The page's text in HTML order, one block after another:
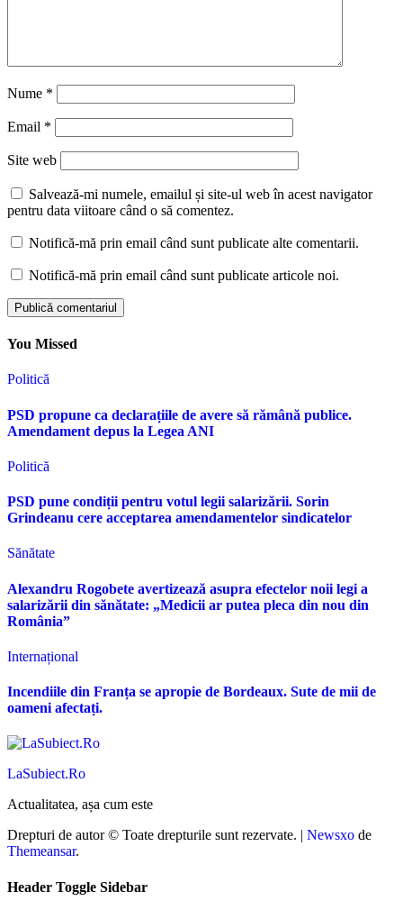
Nume *
Email *
Site web
Salvează-mi numele, emailul și site-ul web în acest navigator
pentru data viitoare când o să comentez.
Notifică-mă prin email când sunt publicate alte comentarii.
Notifică-mă prin email când sunt publicate articole noi.
You Missed
Politică
PSD propune ca declarațiile de avere să rămână publice.
Amendament depus la Legea ANI
Politică
PSD pune condiții pentru votul legii salarizării. Sorin
Grindeanu cere acceptarea amendamentelor sindicatelor
Sănătate
Alexandru Rogobete avertizează asupra efectelor noii legi a
salarizării din sănătate: „Medicii ar putea pleca din nou din
România”
Internațional
Incendiile din Franța se apropie de Bordeaux. Sute de mii de
oameni afectați.
LaSubiect.Ro
Actualitatea, așa cum este
Drepturi de autor © Toate drepturile sunt rezervate.
Newsxo de
Themeansar.
Header Toggle Sidebar